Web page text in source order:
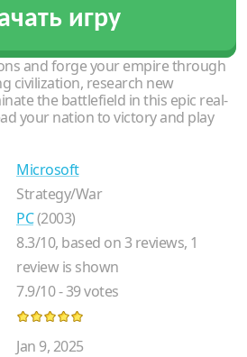
игру
and forge your empire through
civilization, research new
the battlefield in this epic real-
your nation to victory and play
Microsoft
Strategy/War
PC(2003)
8.3/10, based on3 reviews, 1
review is shown
7.9/10-39votes
Jan 9, 2025